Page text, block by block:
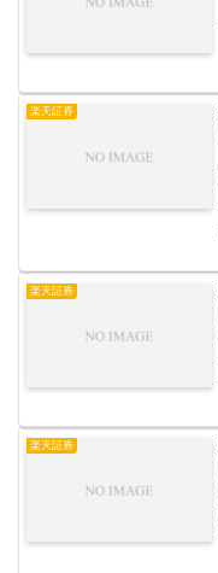
楽天証券
楽天証券
楽天証券